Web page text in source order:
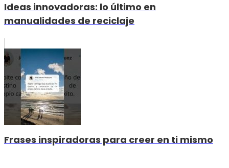
Ideas innovadoras: lo último en
manualidades de reciclaje
Frases inspiradoras para creer en ti mismo